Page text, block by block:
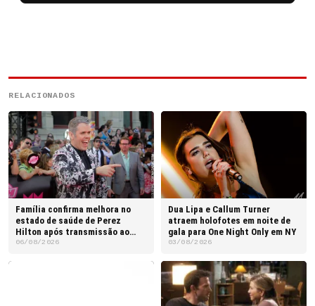
RELACIONADOS
Família confirma melhora no
estado de saúde de Perez
Hilton após transmissão ao
vivo
06/08/2026
Dua Lipa e Callum Turner
atraem holofotes em noite de
gala para One Night Only em NY
03/08/2026